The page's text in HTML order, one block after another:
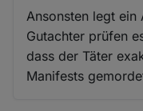
Ansonsten legt ein
Gutachter prüfen
dass der Täter
Manifests